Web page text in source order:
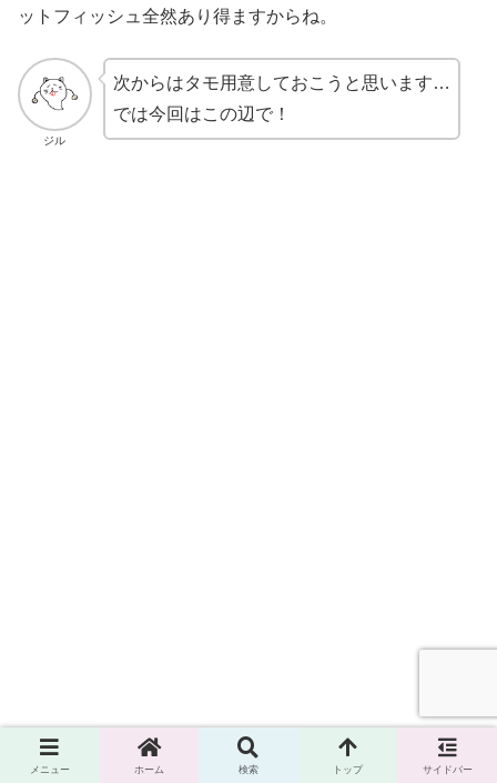
ットフィッシュ全然あり得ますからね。
ジル
次からはタモ用意しておこうと思います…
では今回はこの辺で！
メニュー ホーム 検索 トップ サイドバー